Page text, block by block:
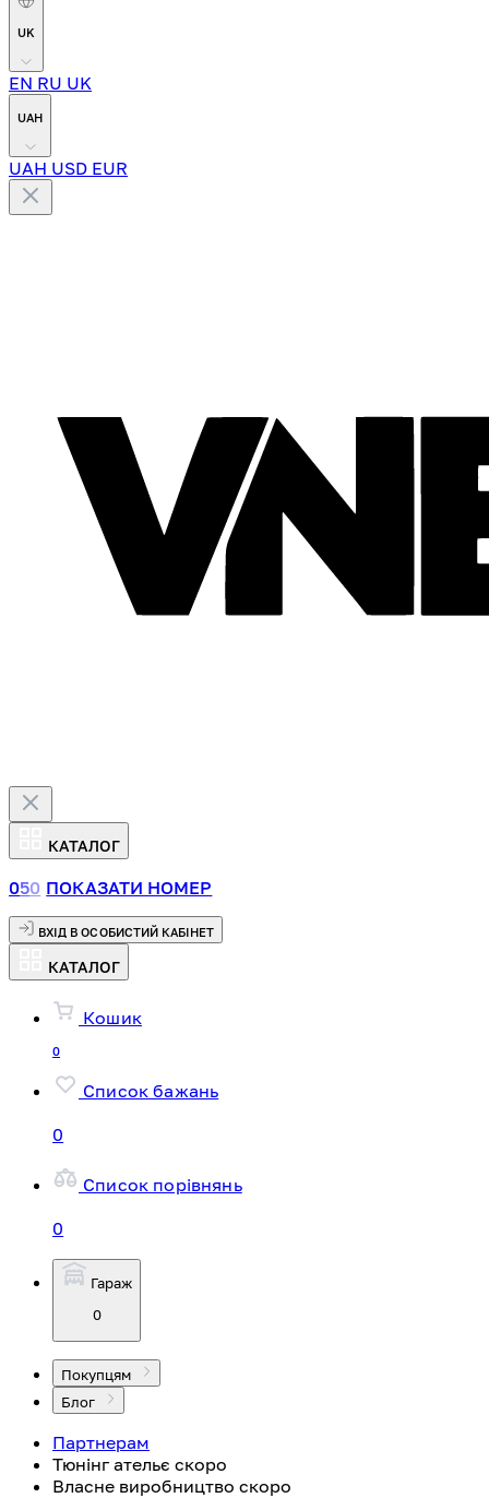
UK
EN RU UK
UAH
UAH USD EUR
КАТАЛОГ
050 ПОКАЗАТИ НОМЕР
ВХІД В ОСОБИСТИЙ КАБІНЕТ
КАТАЛОГ
Кошик
0
Список бажань
0
Список порівнянь
0
Гараж
0
Покупцям
Блог
Партнерам
Тюнінг ательє скоро
Власне виробництво скоро